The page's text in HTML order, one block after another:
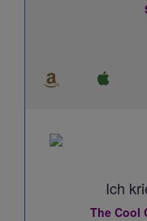
Ich
The Cool